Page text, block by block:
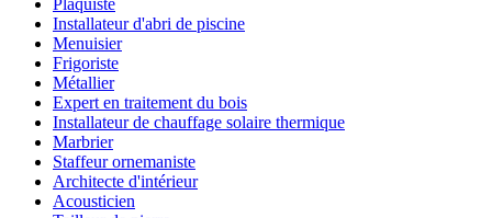
Plaquiste
Installateur d'abri de piscine
Menuisier
Frigoriste
Métallier
Expert en traitement du bois
Installateur de chauffage solaire thermique
Marbrier
Staffeur ornemaniste
Architecte d'intérieur
Acousticien